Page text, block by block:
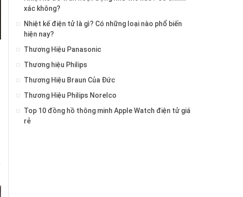
xác không?
Nhiệt kế điện tử là gì? Có những loại nào phổ biến
hiện nay?
Thương Hiệu Panasonic
Thương hiệu Philips
Thương Hiệu Braun Của Đức
Thương Hiệu Philips Norelco
Top 10 đồng hồ thông minh Apple Watch điện tử giá
rẻ